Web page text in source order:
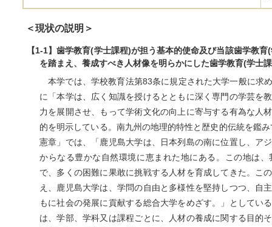
＜現状の説明＞
【1-1】歯学教育(学士課程)が担う基本的使命及び当該歯学教
を踏まえ、養成すべき人材像を明らかにした歯学教育(学士
本学では、学校教育法第83条に規定された大学一般に求
に「本学は、広く知識を授けるとともに深く専門の学芸を
力を展開させ、もって学術文化の向上に寄与する有為な人
的を明示している。南九州の地理的特性と歴史的伝統を鑑
憲章」では、「鹿児島大学は、日本列島の南に位置し、ア
からなる豊かな自然環境に恵まれた地にある。この地は
で、多くの困難に果敢に挑戦する人材を育成してきた。こ
え、鹿児島大学は、学問の自由と多様性を堅持しつつ、自
もに社会の発展に貢献する総合大学をめざす。」としてい
は、学部、学科又は課程ごとに、人材の養成に関する目的